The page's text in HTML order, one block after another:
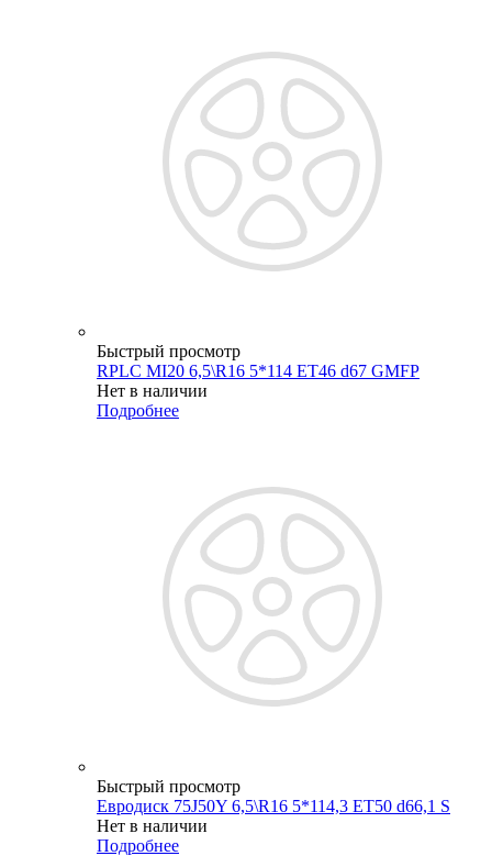
Быстрый просмотр
RPLC MI20 6,5\R16 5*114 ET46 d67 GMFP
Нет в наличии
Подробнее
Быстрый просмотр
Евродиск 75J50Y 6,5\R16 5*114,3 ET50 d66,1 S
Нет в наличии
Подробнее